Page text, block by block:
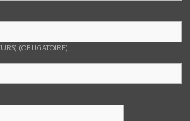
(OBLIGATOIRE)